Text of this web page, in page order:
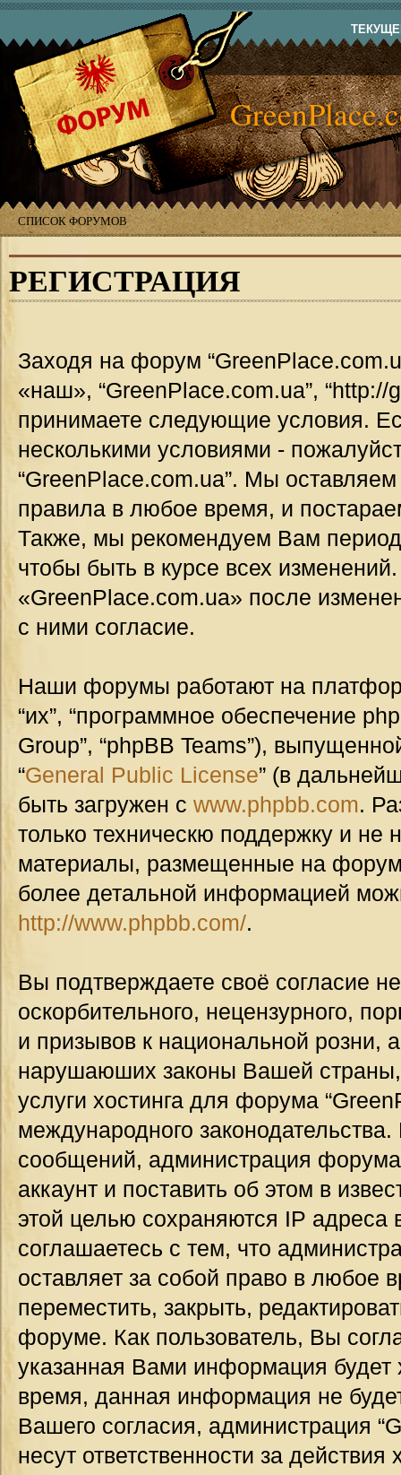
СПИСОК ФОРУМОВ
РЕГИСТРАЦИЯ
Заходя на форум
«наш», “GreenPlace.com.ua”,
принимаете следующие условия.
несколькими условиями -
“GreenPlace.com.ua”. Мы
правила в любое время, и
Также, мы рекомендуем Вам
чтобы быть в курсе всех
«GreenPlace.com.ua» после
с ними согласие.
Наши форумы работают на
“их”, “программное обеспечение
Group”, “phpBB Teams”),
“General Public License” (в
быть загружен с www.phpbb.com.
только техническю поддержку и не
материалы, размещенные на
более детальной информацией
http://www.phpbb.com/.
Вы подтверждаете своё согласие
оскорбительного, нецензурного,
и призывов к национальной розни,
нарушаюших законы Вашей страны,
услуги хостинга для форума
международного
сообщений, администрация
аккаунт и поставить об этом в
этой целью сохраняются IP
соглашаетесь с тем, что
оставляет за собой право в любое
переместить, закрыть,
форуме. Как пользователь, Вы
указанная Вами информация будет
время, данная информация не
Вашего согласия, администрация
несут ответственности за